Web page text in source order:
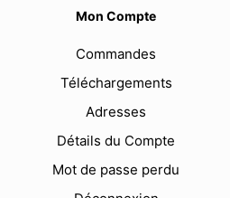
Mon Compte
Commandes
Téléchargements
Adresses
Détails du Compte
Mot de passe perdu